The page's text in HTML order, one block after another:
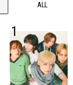
ALL